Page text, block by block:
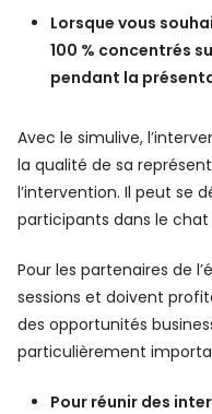
Lorsque vous
100 % concentrés
pendant la
Avec le simulive,
la qualité de sa
l’intervention. Il peut se
participants dans le chat
Pour les partenaires de
sessions et doivent
des opportunités
particulièrement
Pour réunir des